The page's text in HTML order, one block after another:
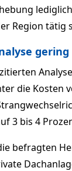
Region tätig
gering
die Kosten
3 bis 4
befragten